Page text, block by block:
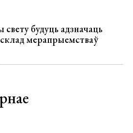
свету будуць адзначаць
мерапрыемстваў